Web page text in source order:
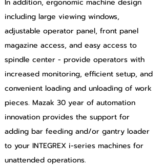
In addition, ergonomic machine design
including large viewing windows,
adjustable operator panel, front panel
magazine access, and easy access to
spindle center - provide operators with
increased monitoring, efficient setup, and
convenient loading and unloading of work
pieces. Mazak 30 year of automation
innovation provides the support for
adding bar feeding and/or gantry loader
to your INTEGREX i-series machines for
unattended operations.